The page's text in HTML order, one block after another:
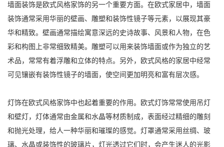
墙面装饰是欧式风格家饰的另一个重要方面。在欧式家居中，墙面
装饰通常采用华丽的壁画、雕塑和装饰性镜子等元素，以展现其豪
华和精致。壁画通常描绘寓意深远的史诗故事、风景和人物，在色
彩和构图上非常细致精美。雕塑可以用来装饰墙面或作为独立的艺
术品，常常有着浮雕和立体的特点。另外，欧式风格的家居中经常
可见镶嵌有装饰性镜子的墙面，使空间更加明亮和富有层次感。
灯饰在欧式风格家饰中也起着重要的作用。欧式灯饰常常使用吊灯
和壁灯，灯体通常由金属和水晶等材质制成，表面经过精细的雕刻
和抛光处理，给人一种华丽和璀璨的感觉。灯罩通常采用丝绸、玻
璃、水晶或装饰性的玻璃片，灯光透过它们时，会产生迷人的光影